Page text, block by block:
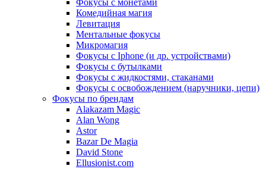
Фокусы с монетами
Комедийная магия
Левитация
Ментальные фокусы
Микромагия
Фокусы с Iphone (и др. устройствами)
Фокусы с бутылками
Фокусы с жидкостями, стаканами
Фокусы с освобождением (наручники, цепи)
Фокусы по брендам
Alakazam Magic
Alan Wong
Astor
Bazar De Magia
David Stone
Ellusionist.com